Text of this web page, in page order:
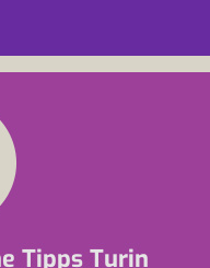
Tipps Turin